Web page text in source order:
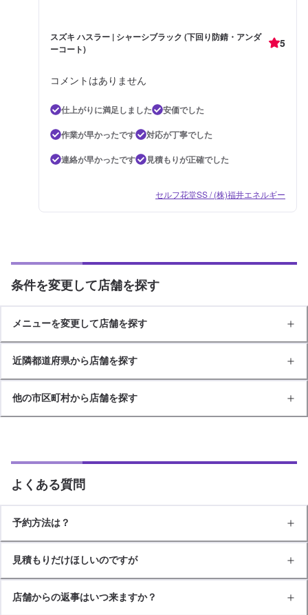
スズキ ハスラー | シャーシブラック (下回り防錆・アンダ
ーコート)
5
コメントはありません
仕上がりに満足しました
安価でした
作業が早かったです
対応が丁寧でした
連絡が早かったです
見積もりが正確でした
セルフ花堂SS / (株)福井エネルギー
条件を変更して店舗を探す
メニューを変更して店舗を探す
近隣都道府県から店舗を探す
他の市区町村から店舗を探す
よくある質問
予約方法は？
見積もりだけほしいのですが
店舗からの返事はいつ来ますか？